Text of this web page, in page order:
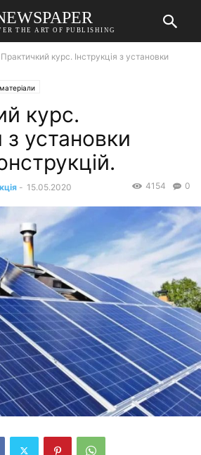
THE ART OF PUBLISHING
Практичкий курс. Інструкція з установки
курс.
з установки
- 15.05.2020 0
4154